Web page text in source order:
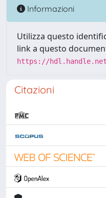
Informazioni
Utilizza questo
link a questo
https://hdl.handle.net/
Citazioni